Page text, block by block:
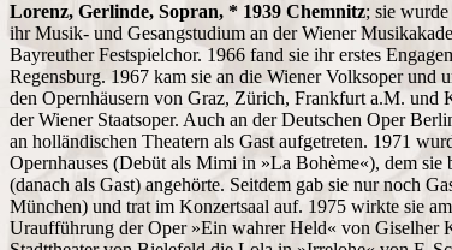
Lorenz, Gerlinde, Sopran, * 1939 Chemnitz; sie
ihr Musik- und Gesangstudium an der Wiener
Bayreuther Festspielchor. 1966 fand sie ihr erstes
Regensburg. 1967 kam sie an die Wiener Volksoper und
den Opernhäusern von Graz, Zürich, Frankfurt a.M. und
der Wiener Staatsoper. Auch an der Deutschen Oper
an holländischen Theatern als Gast aufgetreten. 1971
Opernhauses (Debüt als Mimi in »La Bohème«), dem sie
(danach als Gast) angehörte. Seitdem gab sie nur noch
München) und trat im Konzertsaal auf. 1975 wirkte sie
Uraufführung der Oper »Ein wahrer Held« von Giselher